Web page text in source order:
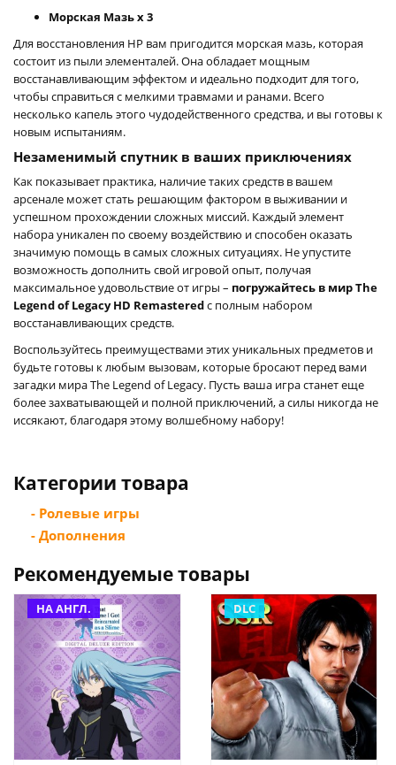
Морская Мазь x 3
Для восстановления HP вам пригодится морская мазь, которая
состоит из пыли элементалей. Она обладает мощным
восстанавливающим эффектом и идеально подходит для того,
чтобы справиться с мелкими травмами и ранами. Всего
несколько капель этого чудодейственного средства, и вы готовы к
новым испытаниям.
Незаменимый спутник в ваших приключениях
Как показывает практика, наличие таких средств в вашем
арсенале может стать решающим фактором в выживании и
успешном прохождении сложных миссий. Каждый элемент
набора уникален по своему воздействию и способен оказать
значимую помощь в самых сложных ситуациях. Не упустите
возможность дополнить свой игровой опыт, получая
максимальное удовольствие от игры – погружайтесь в мир The
Legend of Legacy HD Remasteredс полным набором
восстанавливающих средств.
Воспользуйтесь преимуществами этих уникальных предметов и
будьте готовы к любым вызовам, которые бросают перед вами
загадки мира The Legend of Legacy. Пусть ваша игра станет еще
более захватывающей и полной приключений, а силы никогда не
иссякают, благодаря этому волшебному набору!
Категории товара
- Ролевые игры
- Дополнения
Рекомендуемые товары
НА АНГЛ. DLC